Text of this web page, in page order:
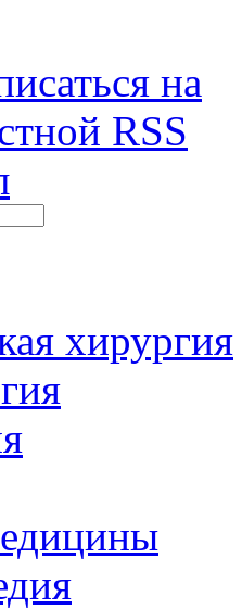
хирургия